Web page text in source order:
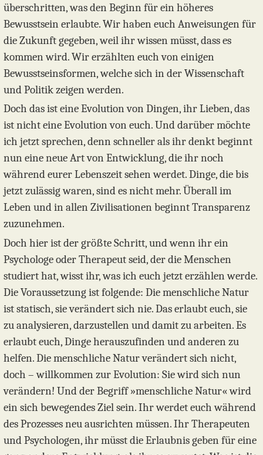
überschritten, was den Beginn für ein höheres
Bewusstsein erlaubte. Wir haben euch Anweisungen für
die Zukunft gegeben, weil ihr wissen müsst, dass es
kommen wird. Wir erzählten euch von einigen
Bewusstseinsformen, welche sich in der Wissenschaft
und Politik zeigen werden.
Doch das ist eine Evolution von Dingen, ihr Lieben, das
ist nicht eine Evolution von euch. Und darüber möchte
ich jetzt sprechen, denn schneller als ihr denkt beginnt
nun eine neue Art von Entwicklung, die ihr noch
während eurer Lebenszeit sehen werdet. Dinge, die bis
jetzt zulässig waren, sind es nicht mehr. Überall im
Leben und in allen Zivilisationen beginnt Transparenz
zuzunehmen.
Doch hier ist der größte Schritt, und wenn ihr ein
Psychologe oder Therapeut seid, der die Menschen
studiert hat, wisst ihr, was ich euch jetzt erzählen werde.
Die Voraussetzung ist folgende: Die menschliche Natur
ist statisch, sie verändert sich nie. Das erlaubt euch, sie
zu analysieren, darzustellen und damit zu arbeiten. Es
erlaubt euch, Dinge herauszufinden und anderen zu
helfen. Die menschliche Natur verändert sich nicht,
doch – willkommen zur Evolution: Sie wird sich nun
verändern! Und der Begriff »menschliche Natur« wird
ein sich bewegendes Ziel sein. Ihr werdet euch während
des Prozesses neu ausrichten müssen. Ihr Therapeuten
und Psychologen, ihr müsst die Erlaubnis geben für eine